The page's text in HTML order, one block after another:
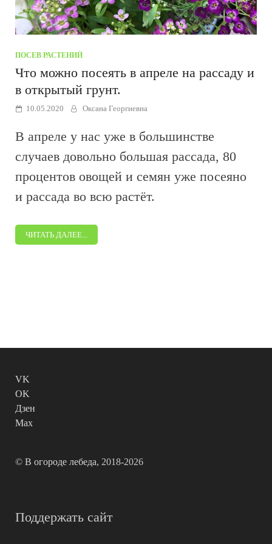
ПОСЕВ РАСТЕНИЙ
Что можно посеять в апреле на рассаду и
в открытый грунт.
10.05.2020 Оксана Георгиевна
В апреле у нас уже в большинстве
случаев довольно большая рассада, 80
процентов овощей и семян уже посеяно
и рассада во всю растёт.
ЧИТАТЬ ДАЛЕЕ...
VK
OK
Дзен
Max
© В огороде лебеда, 2018-2026
Поддержать сайт